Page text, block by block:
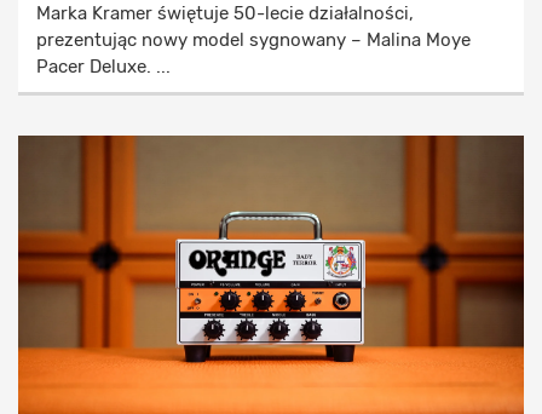
Marka Kramer świętuje 50-lecie działalności,
prezentując nowy model sygnowany – Malina Moye
Pacer Deluxe. ...